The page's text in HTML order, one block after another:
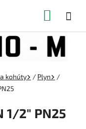
kohúty / Plyn
/
1/2" PN25